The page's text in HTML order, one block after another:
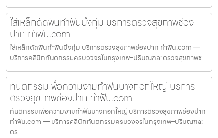
ใส่เหล็กดัดฟันทำฟันบึงกุ่ม บริการตรวจสุขภาพช่อง
ปาก ทำฟัน.com
ใส่เหล็กดัดฟันทำฟันบึงกุ่ม บริการตรวจสุขภาพช่องปาก ทำฟัน.com —
บริการคลินิกทันตกรรมครบวงจรในกรุงเทพ–ปริมณฑล: ตรวจสุขภาพช
ทันตกรรมเพื่อความงามทำฟันบางกอกใหญ่ บริการ
ตรวจสุขภาพช่องปาก ทำฟัน.com
ทันตกรรมเพื่อความงามทำฟันบางกอกใหญ่ บริการตรวจสุขภาพช่องปาก
ทำฟัน.com — บริการคลินิกทันตกรรมครบวงจรในกรุงเทพ–ปริมณฑล:
ตร